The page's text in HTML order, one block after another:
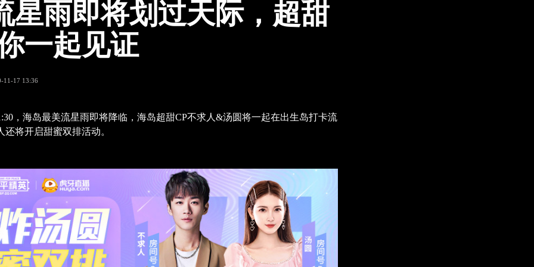
星雨即将划过天际，超甜
一起见证
11-17 13:36
，海岛最美流星雨即将降临，海岛超甜CP不求人&汤圆将一起在出生岛打卡流
还将开启甜蜜双排活动。